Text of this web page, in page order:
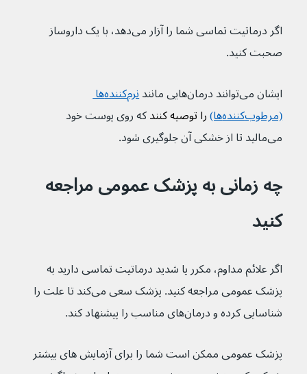
اگر درماتیت تماسی شما را آزار می‌دهد، با یک داروساز
صحبت کنید.
ایشان می‌توانند درمان‌هایی مانند
نرم‌کننده‌ها
(مرطوب‌کننده‌ها)
را توصیه کنند که روی پوست خود
می‌مالید تا از خشکی آن جلوگیری شود.
چه زمانی به پزشک عمومی مراجعه
کنید
اگر علائم مداوم، مکرر یا شدید درماتیت تماسی دارید به
پزشک عمومی مراجعه کنید. پزشک سعی می‌کند تا علت را
شناسایی کرده و درمان‌های مناسب را پیشنهاد کند.
پزشک عمومی ممکن است شما را برای آزمایش های بیشتر